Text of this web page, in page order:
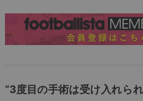
“3度目の手術は受け入れら